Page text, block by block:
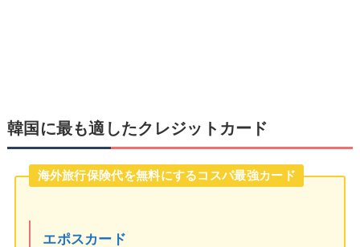
韓国に最も適したクレジットカード
海外旅行保険代を無料にするコスパ最強カード
エポスカード